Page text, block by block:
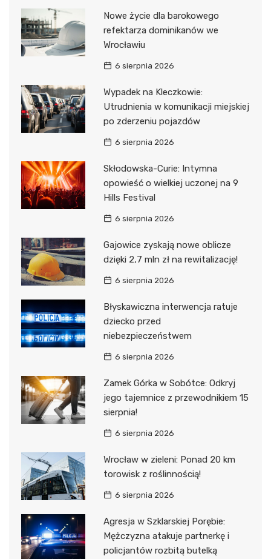
Nowe życie dla barokowego
refektarza dominikanów we
Wrocławiu
6 sierpnia 2026
Wypadek na Kleczkowie:
Utrudnienia w komunikacji miejskiej
po zderzeniu pojazdów
6 sierpnia 2026
Skłodowska-Curie: Intymna
opowieść o wielkiej uczonej na 9
Hills Festival
6 sierpnia 2026
Gajowice zyskają nowe oblicze
dzięki 2,7 mln zł na rewitalizację!
6 sierpnia 2026
Błyskawiczna interwencja ratuje
dziecko przed
niebezpieczeństwem
6 sierpnia 2026
Zamek Górka w Sobótce: Odkryj
jego tajemnice z przewodnikiem 15
sierpnia!
6 sierpnia 2026
Wrocław w zieleni: Ponad 20 km
torowisk z roślinnością!
6 sierpnia 2026
Agresja w Szklarskiej Porębie:
Mężczyzna atakuje partnerkę i
policjantów rozbitą butelką